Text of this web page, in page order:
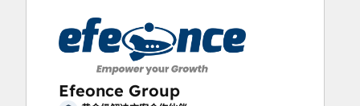
Efeonce Group